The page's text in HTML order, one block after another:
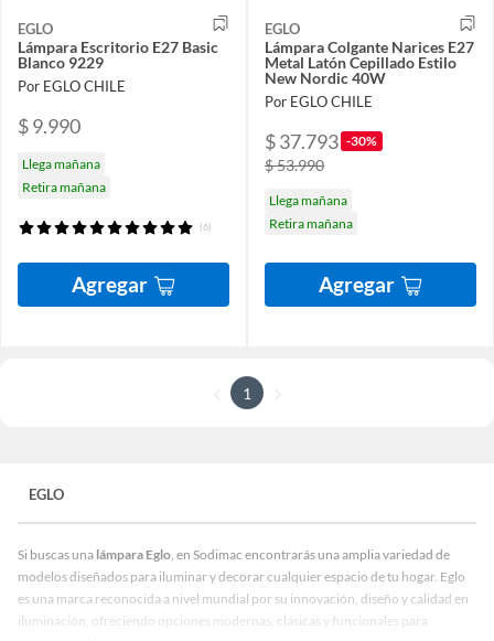
EGLO
Lámpara Escritorio E27 Basic
Blanco 9229
Por EGLO CHILE
$ 9.990
Llega mañana
Retira mañana
(6)
Agregar
EGLO
Lámpara Colgante Narices E27
Metal Latón Cepillado Estilo
New Nordic 40W
Por EGLO CHILE
$ 37.793 -30%
$ 53.990
Llega mañana
Retira mañana
Agregar
1
EGLO
Si buscas una lámpara Eglo, en Sodimac encontrarás una amplia variedad de
modelos diseñados para iluminar y decorar cualquier espacio de tu hogar. Eglo
es una marca reconocida a nivel mundial por su innovación, diseño y calidad en
iluminación, ofreciendo opciones modernas, clásicas y funcionales para